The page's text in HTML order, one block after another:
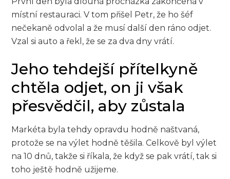
místní restauraci. V tom přišel Petr, že ho šéf
nečekaně odvolal a že musí další den ráno odjet.
Vzal si auto a řekl, že se za dva dny vrátí.
Jeho tehdejší přítelkyně
chtěla odjet, on ji však
přesvědčil, aby zůstala
Markéta byla tehdy opravdu hodně naštvaná,
protože se na výlet hodně těšila. Celkově byl výlet
na 10 dnů, takže si říkala, že když se pak vrátí, tak si
toho ještě hodně užijeme.